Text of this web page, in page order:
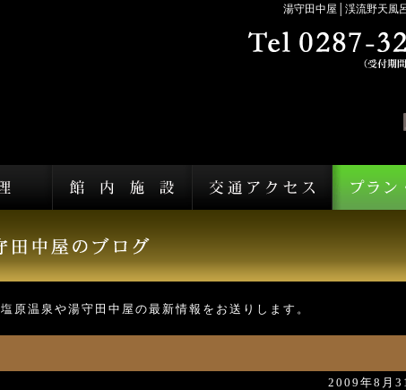
湯守田中屋│渓流野天風
原温泉や湯守田中屋の最新情報をお送りします。
2009年8月